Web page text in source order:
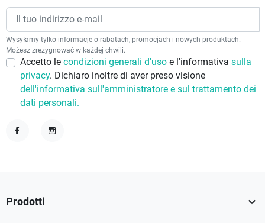
Wysyłamy tylko informacje o rabatach, promocjach i nowych produktach.
Możesz zrezygnować w każdej chwili.
Accetto le condizioni generali d'uso e l'informativa sulla
privacy. Dichiaro inoltre di aver preso visione
dell'informativa sull'amministratore e sul trattamento dei
dati personali.
Prodotti 